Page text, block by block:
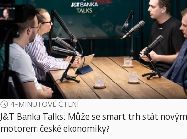
4-MINUTOVÉ ČTENÍ
J&T Banka Talks: Může se smart trh stát novým
motorem české ekonomiky?